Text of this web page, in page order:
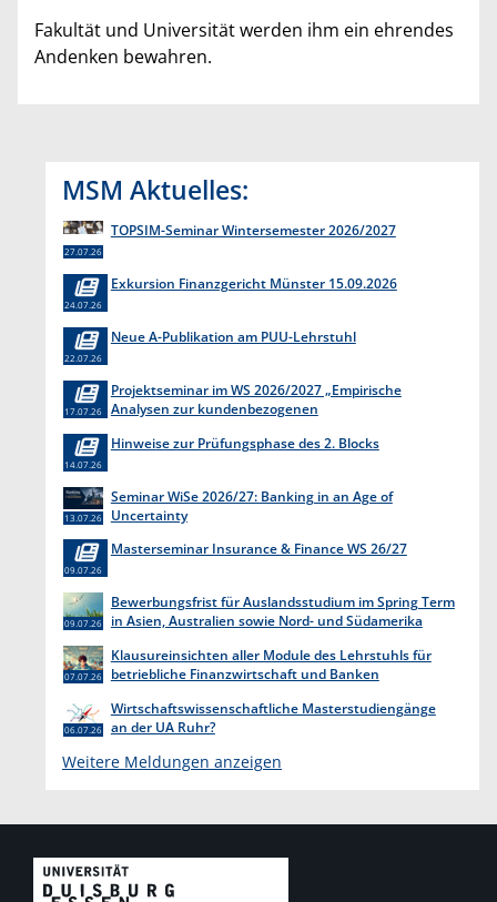
Fakultät und Universität werden ihm ein ehrendes
Andenken bewahren.
MSM Aktuelles:
TOPSIM-Seminar Wintersemester 2026/2027
27.07.26
Exkursion Finanzgericht Münster 15.09.2026
24.07.26
Neue A-Publikation am PUU-Lehrstuhl
22.07.26
Projektseminar im WS 2026/2027 „Empirische
Analysen zur kundenbezogenen
17.07.26
Hinweise zur Prüfungsphase des 2. Blocks
14.07.26
Seminar WiSe 2026/27: Banking in an Age of
Uncertainty
13.07.26
Masterseminar Insurance & Finance WS 26/27
09.07.26
Bewerbungsfrist für Auslandsstudium im Spring Term
in Asien, Australien sowie Nord- und Südamerika
09.07.26
Klausureinsichten aller Module des Lehrstuhls für
betriebliche Finanzwirtschaft und Banken
07.07.26
Wirtschaftswissenschaftliche Masterstudiengänge
an der UA Ruhr?
06.07.26
Weitere Meldungen anzeigen